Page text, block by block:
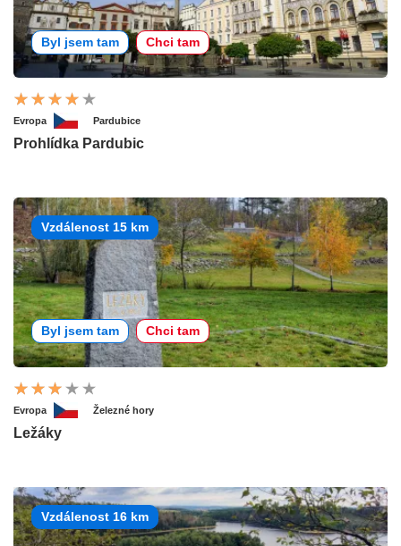
Byl jsem tam Chci tam
Evropa Pardubice
Prohlídka Pardubic
Vzdálenost 15 km
Byl jsem tam Chci tam
Evropa Železné hory
Ležáky
Vzdálenost 16 km